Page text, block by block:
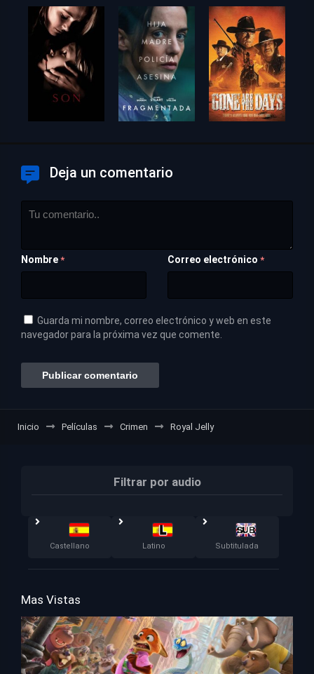
Deja un comentario
Nombre * Correo electrónico *
Guarda mi nombre, correo electrónico y web en este
navegador para la próxima vez que comente.
Inicio Películas Crimen Royal Jelly
Filtrar por audio
Castellano Latino Subtitulada
Mas Vistas